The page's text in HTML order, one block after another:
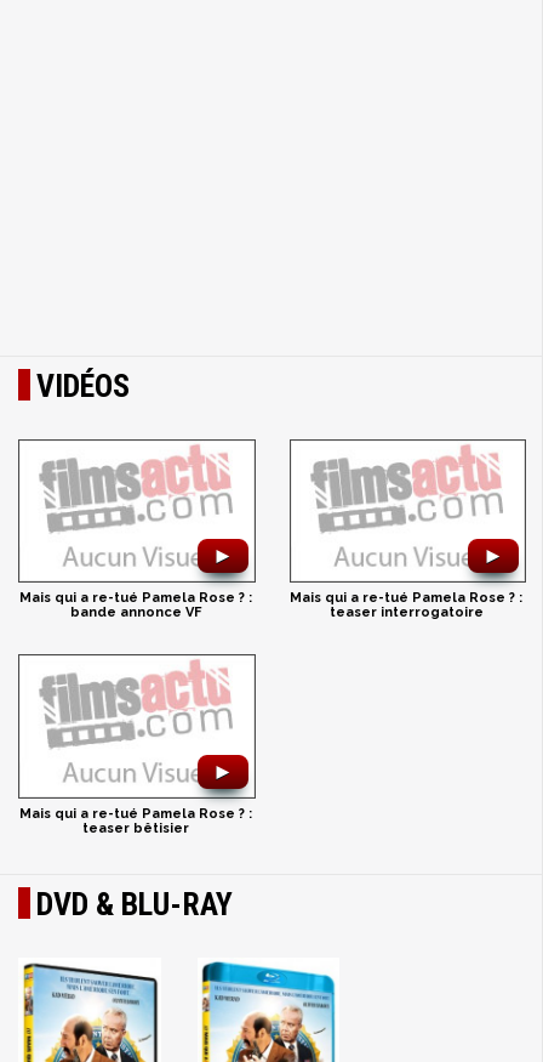
VIDÉOS
►
Mais qui a re-tué Pamela Rose ? :
bande annonce VF
►
Mais qui a re-tué Pamela Rose ? :
teaser interrogatoire
►
Mais qui a re-tué Pamela Rose ? :
teaser bêtisier
DVD & BLU-RAY